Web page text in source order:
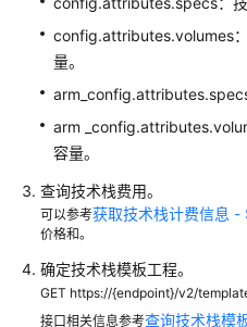
创
IDE
示
例
2：
查
询
IDE
"attributes"
          "specs" : [
        }
      }
  },
  "status" :
}
config.attributes.volumes
量。
arm
容量。
查询技术栈费用。
可以参考获取技术栈计费信息 -
价格和。
确定技术栈模板工程。
GET https://{endpoint}/v2/
接口相关信息参考查询技术栈模